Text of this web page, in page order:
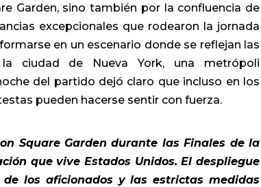
Garden, sino también por la confluencia de
excepcionales que rodearon la jornada
en un escenario donde se reflejan las
ciudad de Nueva York, una metrópoli
del partido dejó claro que incluso en los
pueden hacerse sentir con fuerza.
Square Garden durante las Finales de la
que vive Estados Unidos. El despliegue
los aficionados y las estrictas medidas